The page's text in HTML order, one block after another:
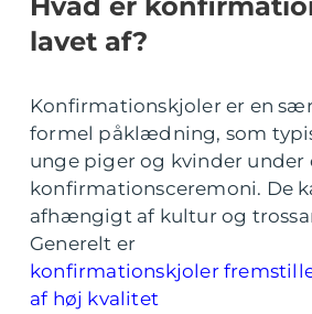
lavet af?
Konfirmationskjoler er en
formel påklædning, som
unge piger og kvinder under
konfirmationsceremoni. De
afhængigt af kultur og
Generelt er
konfirmationskjoler
af høj kvalitet